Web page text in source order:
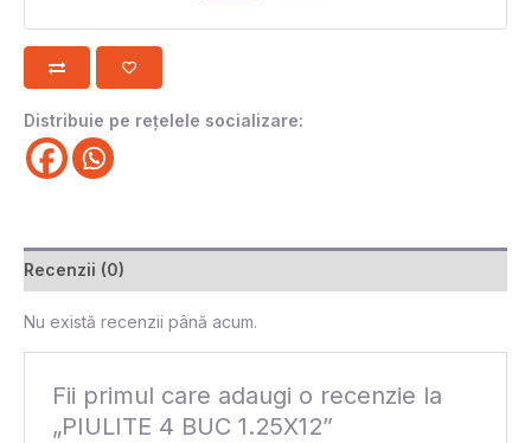
Distribuie pe rețelele socializare:
Recenzii (0)
Nu există recenzii până acum.
Fii primul care adaugi o recenzie la
„PIULITE 4 BUC 1.25X12”